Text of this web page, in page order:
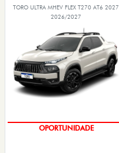
TORO ULTRA MHEV FLEX T270 AT6 2027
2026/2027
GRANDE CHANCE FIAT